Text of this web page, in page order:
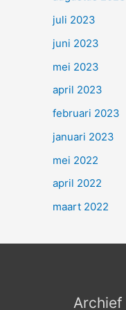
juli 2023
juni 2023
mei 2023
april 2023
februari 2023
januari 2023
mei 2022
april 2022
maart 2022
Archief